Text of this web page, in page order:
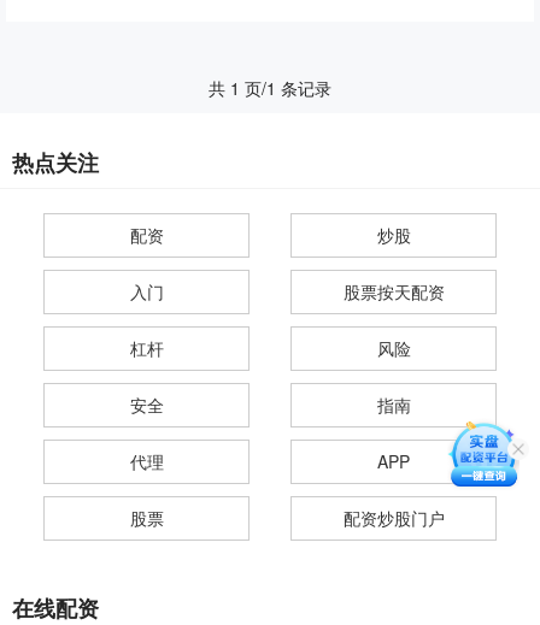
共 1 页/1 条记录
热点关注
配资 炒股
入门 股票按天配资
杠杆 风险
安全 指南
代理 APP
股票 配资炒股门户
在线配资